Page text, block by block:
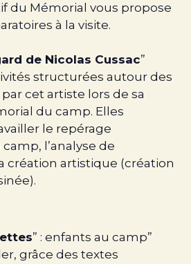
du Mémorial vous propose
à la visite.
de Nicolas Cussac”
structurées autour des
cet artiste lors de sa
du camp. Elles
le repérage
l’analyse de
création artistique (création
” : enfants au camp”
grâce des textes